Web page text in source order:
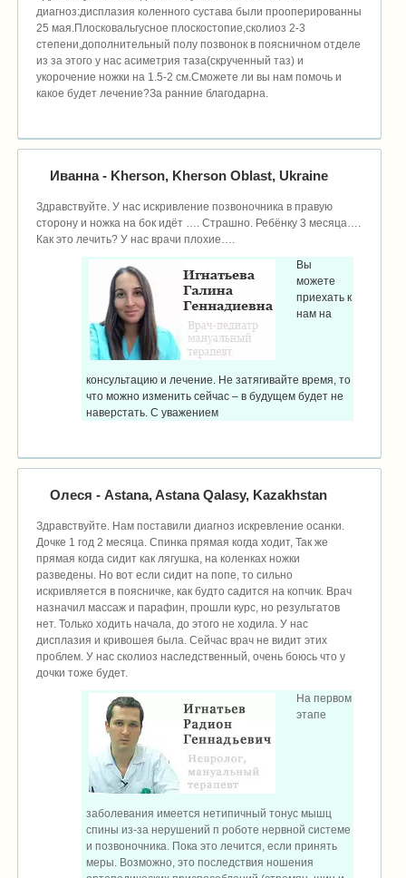
диагноз:дисплазия коленного сустава были прооперированны
25 мая.Плосковальгусное плоскостопие,сколиоз 2-3
степени,дополнительный полу позвонок в поясничном отделе
из за этого у нас асиметрия таза(скрученный таз) и
укорочение ножки на 1.5-2 см.Сможете ли вы нам помочь и
какое будет лечение?За ранние благодарна.
Иванна- Kherson, Kherson Oblast, Ukraine
Здравствуйте. У нас искривление позвоночника в правую
сторону и ножка на бок идёт …. Страшно. Ребёнку 3 месяца….
Как это лечить? У нас врачи плохие….
Вы
можете
приехать к
нам на
консультацию и лечение. Не затягивайте время, то
что можно изменить сейчас – в будущем будет не
наверстать. С уважением
Олеся - Astana, Astana Qalasy, Kazakhstan
Здравствуйте. Нам поставили диагноз искревление осанки.
Дочке 1 год 2 месяца. Спинка прямая когда ходит, Так же
прямая когда сидит как лягушка, на коленках ножки
разведены. Но вот если сидит на попе, то сильно
искривляется в поясничке, как будто садится на копчик. Врач
назначил массаж и парафин, прошли курс, но результатов
нет. Только ходить начала, до этого не ходила. У нас
дисплазия и кривошея была. Сейчас врач не видит этих
проблем. У нас сколиоз наследственный, очень боюсь что у
дочки тоже будет.
На первом
этапе
заболевания имеется нетипичный тонус мышц
спины из-за нерушений п роботе нервной системе
и позвоночника. Пока это лечится, если принять
меры. Возможно, это последствия ношения